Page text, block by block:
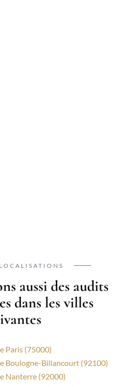
aussi des audits
dans les villes
Paris (75000)
Boulogne-Billancourt (92100)
Nanterre (92000)